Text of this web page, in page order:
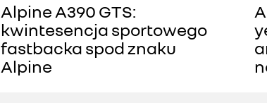
Alpine A390 GTS:
kwintesencja sportowego
fastbacka spod znaku
Alpine